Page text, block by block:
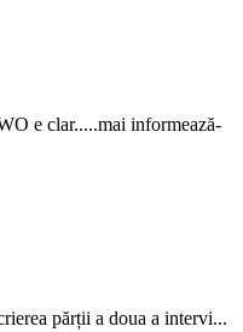
e clar.....mai informează-
părții a doua a intervi...